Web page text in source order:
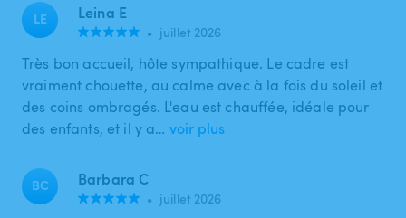
LE Leina E
• juillet 2026
Très bon accueil, hôte sympathique. Le cadre est
vraiment chouette, au calme avec à la fois du soleil et
des coins ombragés. L'eau est chauffée, idéale pour
des enfants, et il y a… voir plus
BC Barbara C
• juillet 2026